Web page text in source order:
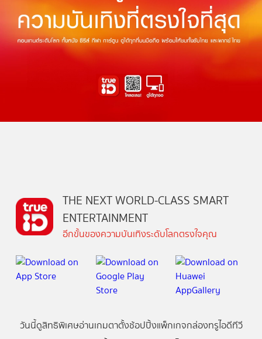
THE NEXT WORLD-CLASS SMART
ENTERTAINMENT
อีกขั้นของความบันเทิงระดับโลกตรงใจคุณ
วันนี้ดูสิทธิพิเศษอ่านเกมตาตั้งช้อปปิ้งแพ็กเกจกล่องทรูไอดีทีวี